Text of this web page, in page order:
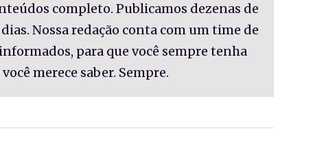
completo. Publicamos dezenas de
Nossa redação conta com um time de
para que você sempre tenha
merece saber. Sempre.